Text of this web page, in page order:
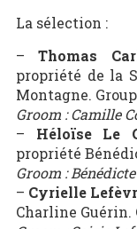
La sélection :
–Thomas
propriété de la
Montagne.
Groom : Camille
– Héloïse Le
propriété
Groom :
– Cyrielle
Charline Guérin.